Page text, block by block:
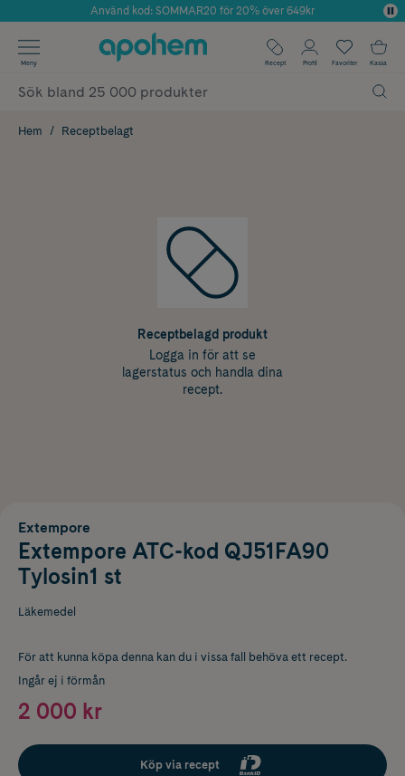
Årets Butik 2025 inom Skönhet
Använd kod: SOMMAR20 för 20% över 649kr
✓ Fri frakt
✓ Poäng på alla köp*
Meny Recept Profil Favoriter Kassa
Hem Receptbelagt
Receptbelagd produkt
Logga in för att se
lagerstatus och handla dina
recept.
Extempore
Extempore ATC-kod QJ51FA90
Tylosin1 st
Läkemedel
För att kunna köpa denna kan du i vissa fall behöva ett recept.
Ingår ej i förmån
2 000 kr
Köp via recept